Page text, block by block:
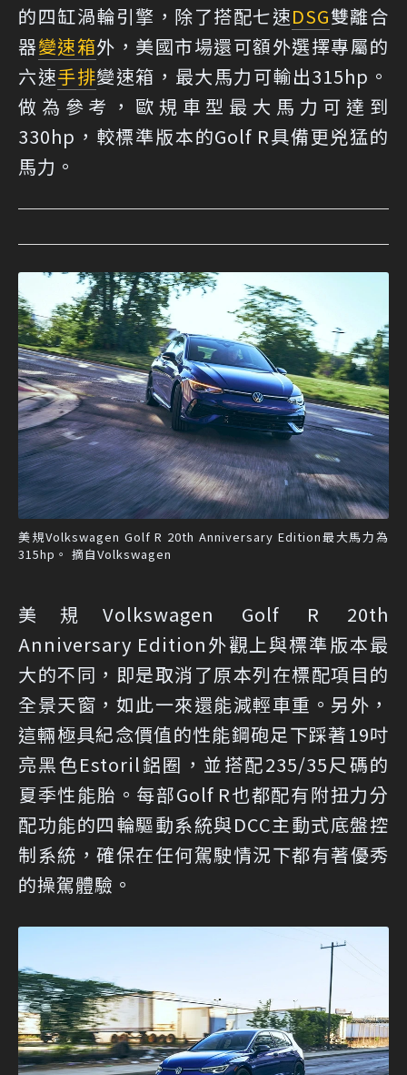
的四缸渦輪引擎，除了搭配七速DSG雙離合
器變速箱外，美國市場還可額外選擇專屬的
六速手排變速箱，最大馬力可輸出315hp。
做為參考，歐規車型最大馬力可達到
330hp，較標準版本的Golf R具備更兇猛的
馬力。
美規Volkswagen Golf R 20th Anniversary Edition最大馬力為
315hp。 摘自Volkswagen
美規Volkswagen Golf R 20th
Anniversary Edition外觀上與標準版本最
大的不同，即是取消了原本列在標配項目的
全景天窗，如此一來還能減輕車重。另外，
這輛極具紀念價值的性能鋼砲足下踩著19吋
亮黑色Estoril鋁圈，並搭配235/35尺碼的
夏季性能胎。每部Golf R也都配有附扭力分
配功能的四輪驅動系統與DCC主動式底盤控
制系統，確保在任何駕駛情況下都有著優秀
的操駕體驗。